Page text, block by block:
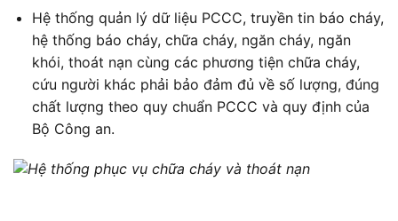
Hệ thống quản lý dữ liệu PCCC, truyền tin báo cháy,
hệ thống báo cháy, chữa cháy, ngăn cháy, ngăn
khói, thoát nạn cùng các phương tiện chữa cháy,
cứu người khác phải bảo đảm đủ về số lượng, đúng
chất lượng theo quy chuẩn PCCC và quy định của
Bộ Công an.